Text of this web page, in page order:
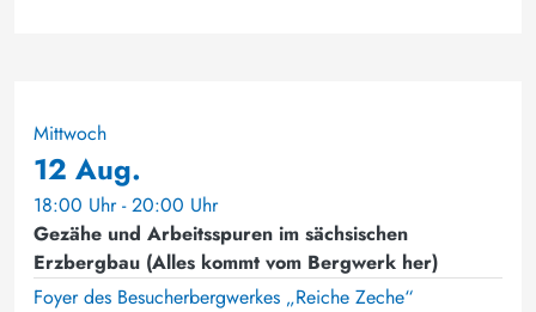
Mittwoch
12 Aug.
18:00 Uhr - 20:00 Uhr
Gezähe und Arbeitsspuren im sächsischen
Erzbergbau (Alles kommt vom Bergwerk her)
Foyer des Besucherbergwerkes „Reiche Zeche“